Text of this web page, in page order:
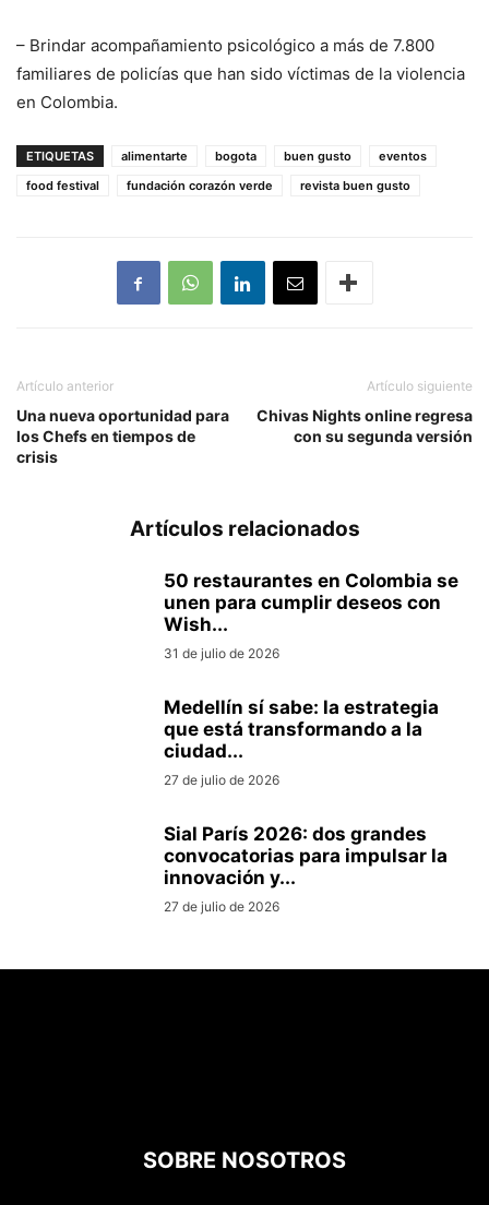
– Brindar acompañamiento psicológico a más de 7.800
familiares de policías que han sido víctimas de la violencia
en Colombia.
ETIQUETAS alimentarte bogota buen gusto
eventos
food festival
fundación corazón verde revista buen gusto
Artículo anterior
Una nueva oportunidad para
los Chefs en tiempos de
crisis
Artículo siguiente
Chivas Nights online regresa
con su segunda versión
Artículos relacionados
50 restaurantes en Colombia se
unen para cumplir deseos con
Wish...
31 de julio de 2026
Medellín sí sabe: la estrategia
que está transformando a la
ciudad...
27 de julio de 2026
Sial París 2026: dos grandes
convocatorias para impulsar la
innovación y...
27 de julio de 2026
SOBRE NOSOTROS